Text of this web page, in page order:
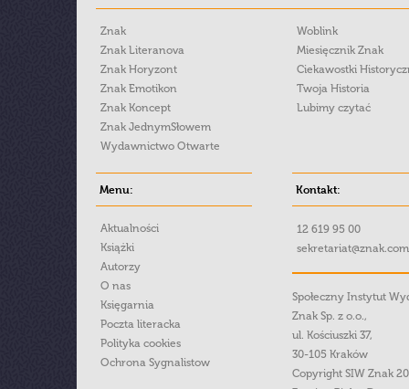
Znak
Znak Literanova
Znak Horyzont
Znak Emotikon
Znak Koncept
Znak JednymSłowem
Wydawnictwo Otwarte
Woblink
Miesięcznik Znak
Ciekawostki
Twoja Historia
Lubimy czytać
Menu:
Aktualności
Książki
Autorzy
O nas
Księgarnia
Poczta literacka
Polityka cookies
Ochrona Sygnalistow
Kontakt:
12 619 95 00
Społeczny Instytut
Znak Sp. z o.o.,
ul. Kościuszki 37,
30-105 Kraków
Copyright SIW Znak